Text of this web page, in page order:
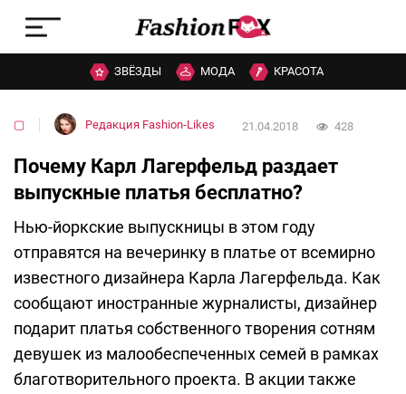
ЗВЁЗДЫ МОДА КРАСОТА
▢ Редакция Fashion-Likes 21.04.2018 428
Почему Карл Лагерфельд раздает
выпускные платья бесплатно?
Нью-йоркские выпускницы в этом году
отправятся на вечеринку в платье от всемирно
известного дизайнера Карла Лагерфельда. Как
сообщают иностранные журналисты, дизайнер
подарит платья собственного творения сотням
девушек из малообеспеченных семей в рамках
благотворительного проекта. В акции также